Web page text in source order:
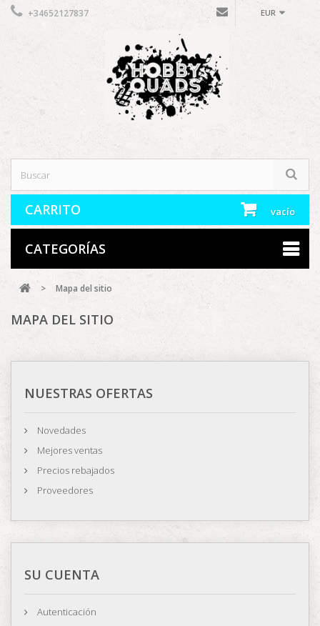
EUR
+34652127837
CARRITO vacío
CATEGORÍAS
> Mapa del sitio
MAPA DEL SITIO
NUESTRAS OFERTAS
Novedades
Mejores ventas
Precios rebajados
Proveedores
SU CUENTA
Autenticación